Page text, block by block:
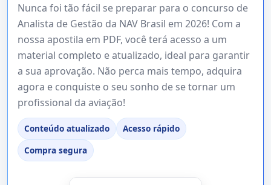
Nunca foi tão fácil se preparar para o concurso de
Analista de Gestão da NAV Brasil em 2026! Com a
nossa apostila em PDF, você terá acesso a um
material completo e atualizado, ideal para garantir
a sua aprovação. Não perca mais tempo, adquira
agora e conquiste o seu sonho de se tornar um
profissional da aviação!
Conteúdo atualizado
Acesso rápido
Compra segura